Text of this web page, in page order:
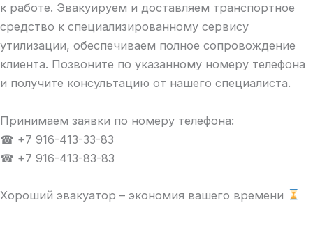
к работе. Эвакуируем и доставляем транспортное
средство к специализированному сервису
утилизации, обеспечиваем полное сопровождение
клиента. Позвоните по указанному номеру телефона
и получите консультацию от нашего специалиста.
Принимаем заявки по номеру телефона:
☎ +7 916-413-33-83
☎ +7 916-413-83-83
Хороший эвакуатор – экономия вашего времени